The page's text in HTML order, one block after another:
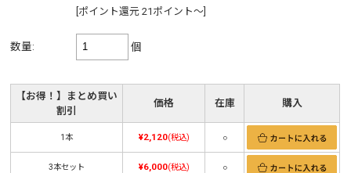
[ポイント還元 21ポイント～]
数量: 個
【お得！】まとめ買い
割引
価格 在庫 購入
1本 ¥2,120(税込) ○
3本セット ¥6,000(税込) ○